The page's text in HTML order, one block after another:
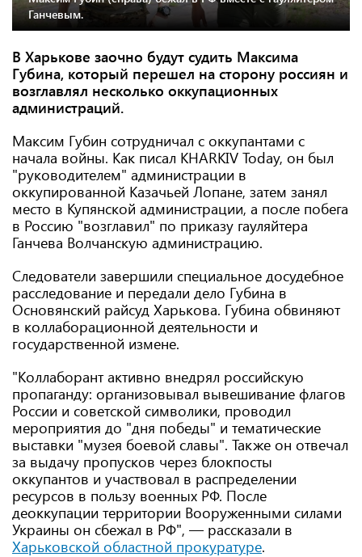
Ганчевым.
В Харькове заочно будут судить Максима
Губина, который перешел на сторону россиян и
возглавлял несколько оккупационных
администраций.
Максим Губин сотрудничал с оккупантами с
начала войны. Как писал KHARKIV Today, он был
"руководителем" администрации в
оккупированной Казачьей Лопане, затем занял
место в Купянской администрации, а после побега
в Россию "возглавил" по приказу гауляйтера
Ганчева Волчанскую администрацию.
Следователи завершили специальное досудебное
расследование и передали дело Губина в
Основянский райсуд Харькова. Губина обвиняют
в коллаборационной деятельности и
государственной измене.
"Коллаборант активно внедрял российскую
пропаганду: организовывал вывешивание флагов
России и советской символики, проводил
мероприятия до "дня победы" и тематические
выставки "музея боевой славы". Также он отвечал
за выдачу пропусков через блокпосты
оккупантов и участвовал в распределении
ресурсов в пользу военных РФ. После
деоккупации территории Вооруженными силами
Украины он сбежал в РФ", — рассказали в
Харьковской областной прокуратуре.